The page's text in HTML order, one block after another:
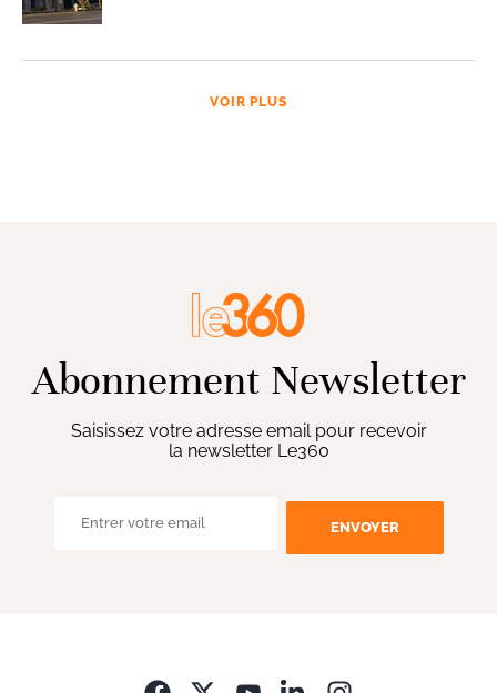
VOIR PLUS
Abonnement Newsletter
Saisissez votre adresse email pour recevoir
la newsletter Le360
ENVOYER